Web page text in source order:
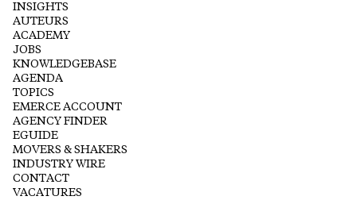
INSIGHTS
AUTEURS
ACADEMY
JOBS
KNOWLEDGEBASE
AGENDA
TOPICS
EMERCE ACCOUNT
AGENCY FINDER
EGUIDE
MOVERS & SHAKERS
INDUSTRY WIRE
CONTACT
VACATURES